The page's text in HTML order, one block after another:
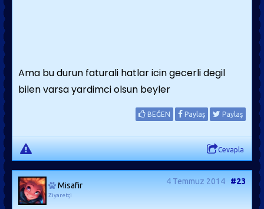
Ama bu durun faturali hatlar icin gecerli degil
bilen varsa yardimci olsun beyler
BEĞEN Paylaş Paylaş
Cevapla
Misafir
Ziyaretçi
4 Temmuz 2014 #23